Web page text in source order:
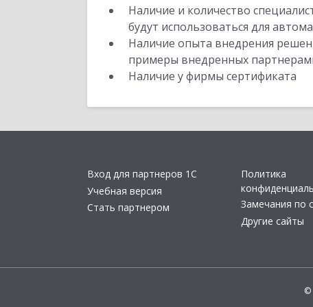
Наличие и количество
будут использоваться для
Наличие опыта внедрения
примеры внедренных
Наличие у фирмы сертификата
Вход для партнеров 1С
Учебная версия
Стать партнером
Политика
Замечания по
Другие сайты
©